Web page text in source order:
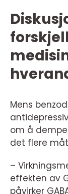
Mens
om å
det flere
–
effekten av
påvirker